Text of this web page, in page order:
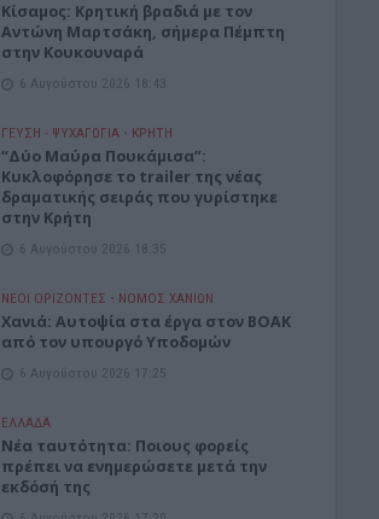
Kίσαμος: Κρητική βραδιά με τον
Αντώνη Μαρτσάκη, σήμερα Πέμπτη
στην Κουκουναρά
6 Αυγούστου 2026 18:43
ΓΕΎΣΗ - ΨΥΧΑΓΩΓΊΑ • ΚΡΗΤΗ
“Δύο Μαύρα Πουκάμισα”:
Κυκλοφόρησε το trailer της νέας
δραματικής σειράς που γυρίστηκε
στην Κρήτη
6 Αυγούστου 2026 18:35
ΝΕΟΙ ΟΡΙΖΟΝΤΕΣ • ΝΟΜΌΣ ΧΑΝΊΩΝ
Χανιά: Αυτοψία στα έργα στον ΒΟΑΚ
από τον υπουργό Υποδομών
6 Αυγούστου 2026 17:25
ΕΛΛΑΔΑ
Νέα ταυτότητα: Ποιους φορείς
πρέπει να ενημερώσετε μετά την
εκδόσή της